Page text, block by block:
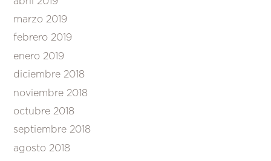
marzo 2019
febrero 2019
enero 2019
diciembre 2018
noviembre 2018
octubre 2018
septiembre 2018
agosto 2018